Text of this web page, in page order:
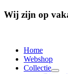
Wij zijn op
Home
Webshop
Collectie